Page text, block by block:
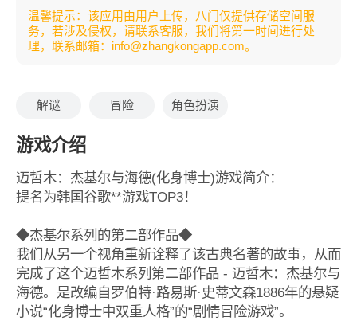
温馨提示：该应用由用户上传，八门仅提供存储空间服
务，若涉及侵权，请联系客服，我们将第一时间进行处
理，联系邮箱：info@zhangkongapp.com。
解谜 冒险 角色扮演
游戏介绍
迈哲木：杰基尔与海德(化身博士)游戏简介：
提名为韩国谷歌**游戏TOP3！
◆杰基尔系列的第二部作品◆
我们从另一个视角重新诠释了该古典名著的故事，从而
完成了这个迈哲木系列第二部作品 - 迈哲木：杰基尔与
海德。是改编自罗伯特·路易斯·史蒂文森1886年的悬疑
小说“化身博士中双重人格”的“剧情冒险游戏”。